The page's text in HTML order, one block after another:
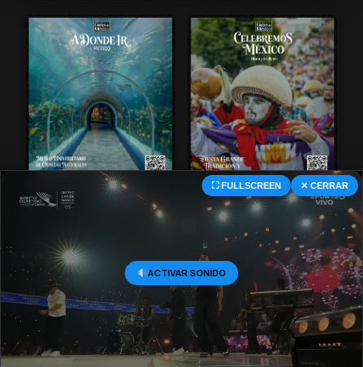
⛶ FULLSCREEN ✕ CERRAR
ACTIVAR SONIDO
© 2026 Central Deportiva MX. All Rights Reserved.